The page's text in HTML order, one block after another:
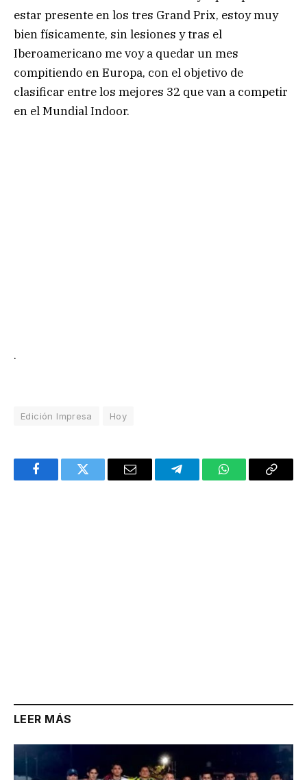
estar presente en los tres Grand Prix, estoy muy
bien físicamente, sin lesiones y tras el
Iberoamericano me voy a quedar un mes
compitiendo en Europa, con el objetivo de
clasificar entre los mejores 32 que van a competir
en el Mundial Indoor.
.
Edición Impresa Hoy
FacebookTwitter Email TelegramWhatsAppCopy
LEER MÁS